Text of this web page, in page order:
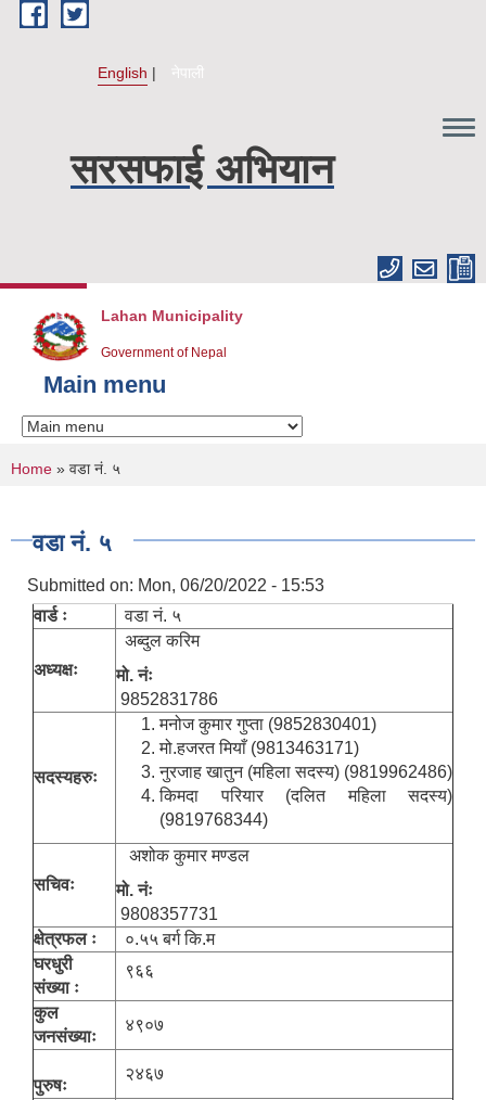
Skip to main content
English नेपाली
सरसफाई अभियान
Lahan Municipality
Government of Nepal
Main menu
You are here
Home » वडा नं. ५
वडा नं. ५
Submitted on: Mon, 06/20/2022 - 15:53
वार्ड ः
वडा नं. ५
अध्यक्षः
अब्दुल करिम
मो. नंः
9852831786
सदस्यहरुः
मनोज कुमार गुप्ता (9852830401)
मो.हजरत मियाँ (9813463171)
नुरजाह खातुन (महिला सदस्य) (9819962486)
किमदा परियार (दलित महिला सदस्य)
(9819768344)
सचिवः
अशोक कुमार मण्डल
मो. नंः
9808357731
क्षेत्रफल ः
०.५५ बर्ग कि.म
घरधुरी
संख्या ः
९६६
कुल
जनसंख्याः
४९०७
पुरुषः
२४६७